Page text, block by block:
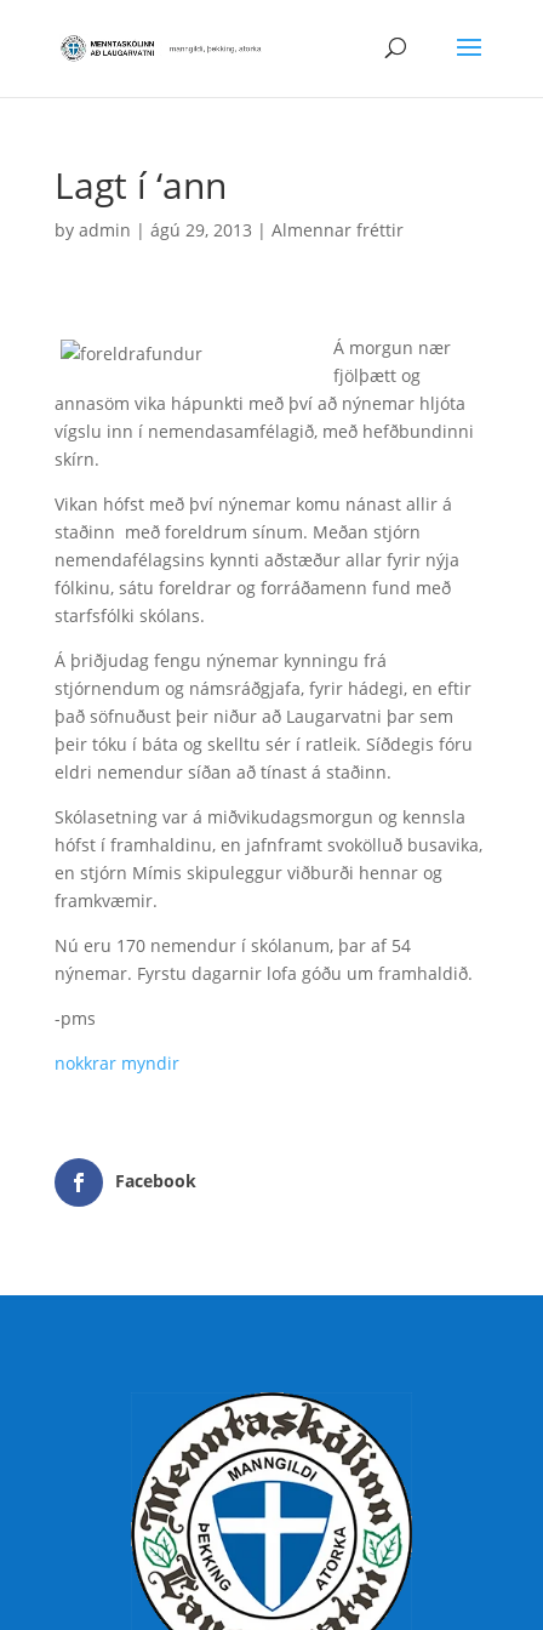
Lagt í ‘ann
by admin | ágú 29, 2013 | Almennar fréttir
Á morgun nær
fjölþætt og
annasöm vika hápunkti með því að nýnemar hljóta
vígslu inn í nemendasamfélagið, með hefðbundinni
skírn.
Vikan hófst með því nýnemar komu nánast allir á
staðinn með foreldrum sínum. Meðan stjórn
nemendafélagsins kynnti aðstæður allar fyrir nýja
fólkinu, sátu foreldrar og forráðamenn fund með
starfsfólki skólans.
Á þriðjudag fengu nýnemar kynningu frá
stjórnendum og námsráðgjafa, fyrir hádegi, en eftir
það söfnuðust þeir niður að Laugarvatni þar sem
þeir tóku í báta og skelltu sér í ratleik. Síðdegis fóru
eldri nemendur síðan að tínast á staðinn.
Skólasetning var á miðvikudagsmorgun og kennsla
hófst í framhaldinu, en jafnframt svokölluð busavika,
en stjórn Mímis skipuleggur viðburði hennar og
framkvæmir.
Nú eru 170 nemendur í skólanum, þar af 54
nýnemar. Fyrstu dagarnir lofa góðu um framhaldið.
-pms
nokkrar myndir
Facebook